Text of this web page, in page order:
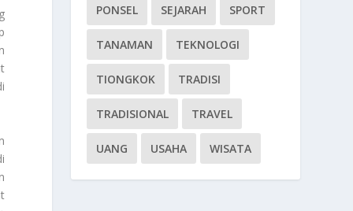
PONSEL SEJARAH SPORT
TANAMAN TEKNOLOGI
TIONGKOK TRADISI
TRADISIONAL TRAVEL
UANG USAHA WISATA